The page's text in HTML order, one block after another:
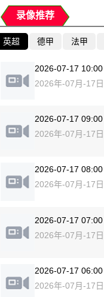
录像推荐
英超 德甲 法甲
2026-07-17
2026年-07月-17日
2026-07-17
2026年-07月-17日
2026-07-17
2026年-07月-17日
2026-07-17
2026年-07月-17日
2026-07-17 06:00
2026年-07月-17日